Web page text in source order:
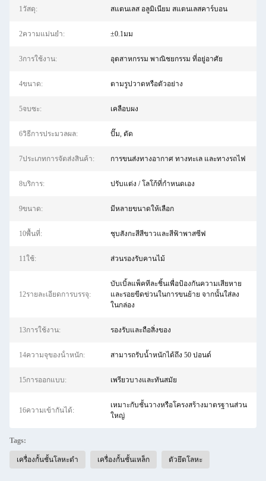
1วัสดุ: สแตนเลส อลูมิเนียม สแตนเลสคาร์บอน
2ความแม่นยำ: ±0.1มม
3การใช้งาน: อุตสาหกรรม พาณิชยกรรม ที่อยู่อาศัย
4ขนาด: ตามรูปวาดหรือตัวอย่าง
5จบซะ: เคลือบผง
6วิธีการประมวลผล: ปั๊ม, ดัด
7ประเภทการจัดส่งสินค้า: การขนส่งทางอากาศ ทางทะเล และทางรถไฟ
8บริการ: ปรับแต่ง / โลโก้ที่กำหนดเอง
9ขนาด: มีหลายขนาดให้เลือก
10พื้นที่: ชุบสังกะสีสีขาวและสีฟ้าพาสซีฟ
11ใช้: ส่วนรองรับคานไม้
12รายละเอียดการบรรจุ:
บับเบิ้ลแพ็คทีละชิ้นเพื่อป้องกันความเสียหาย
และรอยขีดข่วนในการขนย้าย จากนั้นใส่ลง
ในกล่อง
13การใช้งาน: รองรับและถือสิ่งของ
14ความจุของน้ําหนัก: สามารถรับน้ำหนักได้ถึง 50 ปอนด์
15การออกแบบ: เพรียวบางและทันสมัย
16ความเข้ากันได้:
เหมาะกับชั้นวางหรือโครงสร้างมาตรฐานส่วน
ใหญ่
Tags:
เครื่องกั้นชั้นโลหะดํา เครื่องกั้นชั้นเหล็ก ตัวยึดโลหะ